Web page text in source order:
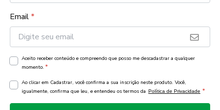
Email*
Aceito receber conteúdo e compreendo que posso me descadastrar a qualquer
momento. *
Ao clicar em Cadastrar, você confirma a sua inscrição neste produto. Você,
igualmente, confirma que leu, e entendeu os termos da Política de Privacidade *